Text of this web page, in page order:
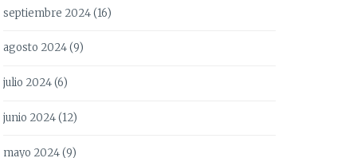
septiembre 2024(16)
agosto 2024(9)
julio 2024(6)
junio 2024(12)
mayo 2024(9)